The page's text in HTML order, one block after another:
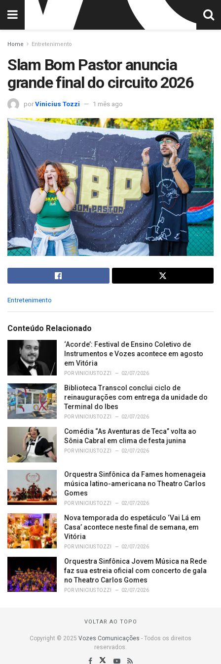
Home Entretenimento
Slam Bom Pastor anuncia
grande final do circuito 2026
por Vinicius Tozzi 1 mês ago
C
e
:
Entretenimento
Conteúdo Relacionado
‘Acorde’: Festival de Ensino Coletivo de
Instrumentos e Vozes acontece em agosto
em Vitória
PORVINICIUS TOZZI 02/07/2026
Biblioteca Transcol conclui ciclo de
reinaugurações com entrega da unidade do
Terminal do Ibes
PORVINICIUS TOZZI 02/07/2026
Comédia “As Aventuras de Teca” volta ao
Sônia Cabral em clima de festa junina
PORVINICIUS TOZZI 02/07/2026
Orquestra Sinfônica da Fames homenageia
música latino-americana no Theatro Carlos
Gomes
PORVINICIUS TOZZI 02/07/2026
Nova temporada do espetáculo ‘Vai Lá em
Casa’ acontece neste final de semana, em
Vitória
PORVINICIUS TOZZI 02/07/2026
Orquestra Sinfônica Jovem Música na Rede
faz sua estreia oficial com concerto de gala
no Theatro Carlos Gomes
PORVINICIUS TOZZI 02/07/2026
VOLTAR AO TOPO
Copyright © 2025 Vozes Comunicações - Todos os direitos
reservados.